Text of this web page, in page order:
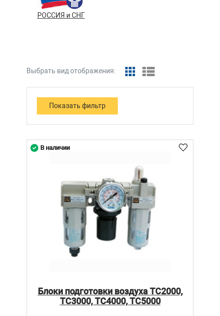
РОССИЯ и СНГ
Выбрать вид отображения:
Блоки подготовки воздуха TC2000,
TC3000, TC4000, TC5000
В наличии